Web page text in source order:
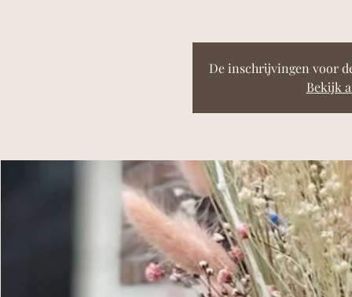
De inschrijvingen voor
Bekijk